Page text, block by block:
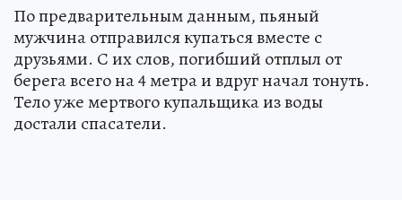
По предварительным данным, пьяный
мужчина отправился купаться вместе с
друзьями. С их слов, погибший отплыл от
берега всего на 4 метра и вдруг начал тонуть.
Тело уже мертвого купальщика из воды
достали спасатели.